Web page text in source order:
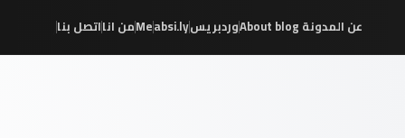
عن المدونة About blog /وردبريس/
absi.ly
/
Me
/من انا/اتصل بنا/